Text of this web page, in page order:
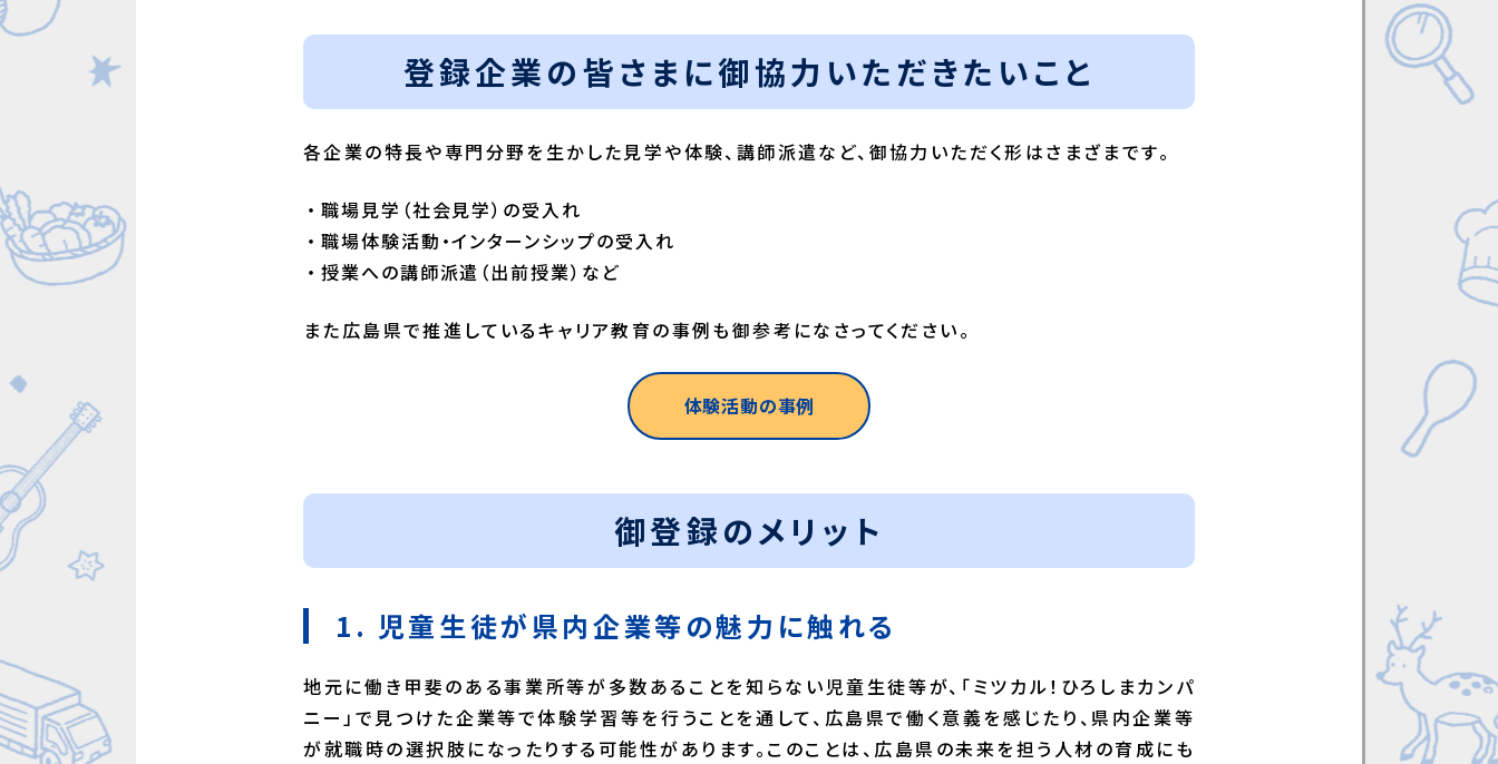
登録企業の皆さまに御協力いただきたいこと
各企業の特長や専門分野を生かした見学や体験、講師派遣など、御協力いただく形はさまざまです。
職場見学（社会見学）の受入れ
職場体験活動・インターンシップの受入れ
授業への講師派遣（出前授業）など
また広島県で推進しているキャリア教育の事例も御参考になさってください。
体験活動の事例
御登録のメリット
1. 児童生徒が県内企業等の魅力に触れる
地元に働き甲斐のある事業所等が多数あることを知らない児童生徒等が、「ミツカル！ひろしまカンパ
ニー」で見つけた企業等で体験学習等を行うことを通して、広島県で働く意義を感じたり、県内企業等
が就職時の選択肢になったりする可能性があります。このことは、広島県の未来を担う人材の育成にも